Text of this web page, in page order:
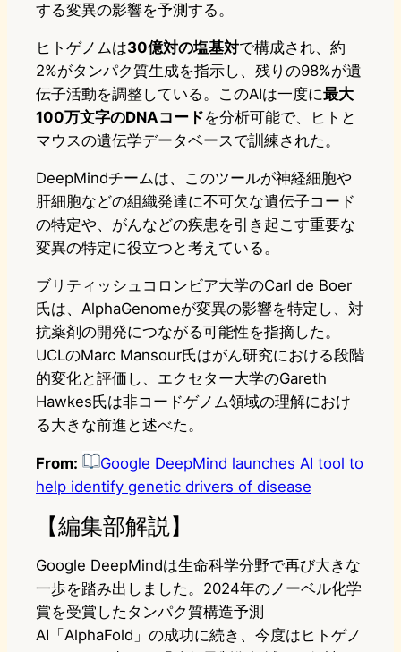
する変異の影響を予測する。
ヒトゲノムは30億対の塩基対で構成され、約
2%がタンパク質生成を指示し、残りの98%が遺
伝子活動を調整している。このAIは一度に最大
100万文字のDNAコードを分析可能で、ヒトと
マウスの遺伝学データベースで訓練された。
DeepMindチームは、このツールが神経細胞や
肝細胞などの組織発達に不可欠な遺伝子コード
の特定や、がんなどの疾患を引き起こす重要な
変異の特定に役立つと考えている。
ブリティッシュコロンビア大学のCarl de Boer
氏は、AlphaGenomeが変異の影響を特定し、対
抗薬剤の開発につながる可能性を指摘した。
UCLのMarc Mansour氏はがん研究における段階
的変化と評価し、エクセター大学のGareth
Hawkes氏は非コードゲノム領域の理解におけ
る大きな前進と述べた。
From:
Google DeepMind launches AI tool to
help identify genetic drivers of disease
【編集部解説】
Google DeepMindは生命科学分野で再び大きな
一歩を踏み出しました。2024年のノーベル化学
賞を受賞したタンパク質構造予測
AI「AlphaFold」の成功に続き、今度はヒトゲノ